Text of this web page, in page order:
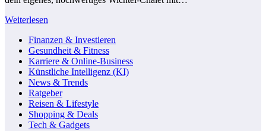
Weiterlesen
Finanzen & Investieren
Gesundheit & Fitness
Karriere & Online-Business
Künstliche Intelligenz (KI)
News & Trends
Ratgeber
Reisen & Lifestyle
Shopping & Deals
Tech & Gadgets